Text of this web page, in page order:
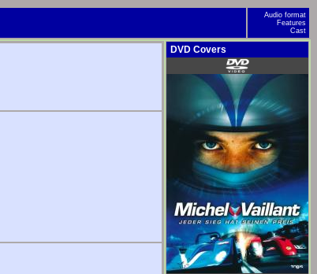
Audio format
Features
Cast
DVD Covers